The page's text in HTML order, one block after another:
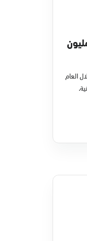
تنفّذ أكثر من 448 مليون
العام